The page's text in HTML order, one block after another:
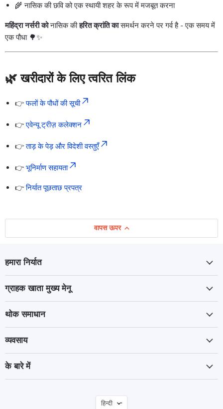
🌾 नासिक की छवि को एक स्थायी शहर के रूप में मजबूत करना
महिंद्रा नर्सरी कोनासिक कीहरित क्रांति कासमर्थन करने पर गर्व है - एक समय में
एक पौधा 🌳✨
🌿 खरीदारों के लिए त्वरित लिंक
👉फलों के पौधों की सूची
👉एवेन्यू ट्रीज़ कलेक्शन
👉ताड़ के पेड़ और विदेशी वस्तुएँ
👉 भूनिर्माण सहायता
👉निर्यात पूछताछ प्रपत्र
वापस ऊपर
हमारा निर्यात
ग्राहक खाता मुख्य मेनू
थोक समाधान
व्यवसाय
के बारे में
भाषा
हिन्दी